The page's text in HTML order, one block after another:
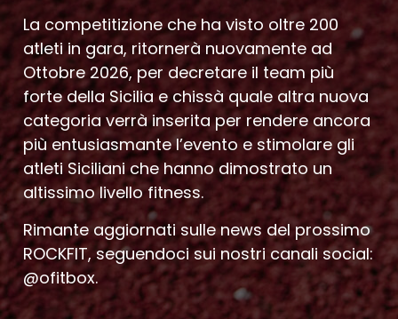
La competitizione che ha visto oltre 200
atleti in gara, ritornerà nuovamente ad
Ottobre 2026, per decretare il team più
forte della Sicilia e chissà quale altra nuova
categoria verrà inserita per rendere ancora
più entusiasmante l’evento e stimolare gli
atleti Siciliani che hanno dimostrato un
altissimo livello fitness.
Rimante aggiornati sulle news del prossimo
ROCKFIT, seguendoci sui nostri canali social:
@ofitbox.